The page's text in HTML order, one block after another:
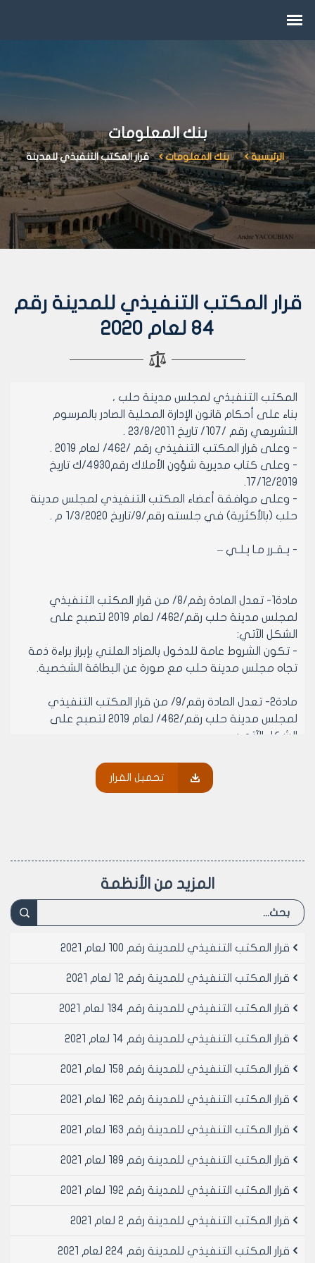
بنك المعلومات
الرئيسية بنك المعلومات قرار المكتب التنفيذي للمدينة
قرار المكتب التنفيذي للمدينة رقم
84 لعام 2020
المكتب التنفيذي لمجلس مدينة حلب ،
بناء على أحكام قانون الإدارة المحلية الصادر بالمرسوم
التشريعي رقم /107/ تاريخ 23/8/2011 .
- وعلى قرار المكتب التنفيذي رقم /462/ لعام 2019 .
- وعلى كتاب مديرية شؤون الأملاك رقم4930/ك تاريخ
17/12/2019.
- وعلى موافقة أعضاء المكتب التنفيذي لمجلس مدينة
حلب (بالأكثرية) في جلسته رقم/9/تاريخ 1/3/2020 م .
- يـقـرر مـا يـلـي –
مادة1- تعدل المادة رقم/8/ من قرار المكتب التنفيذي
لمجلس مدينة حلب رقم/462/ لعام 2019 لتصبح على
الشكل الآتي:
- تكون الشروط عامة للدخول بالمزاد العلني بإبراز براءة ذمة
تجاه مجلس مدينة حلب مع صورة عن البطاقة الشخصية.
مادة2- تعدل المادة رقم/9/ من قرار المكتب التنفيذي
لمجلس مدينة حلب رقم/462/ لعام 2019 لتصبح على
الشكل الآتي:
الأولى والثانية في سوق الهال العامرية عن طريق المزاد
العلني لتحديد أفضلية الانتقاء لكل مقسم على حده .
ويبلغ من يلزم لتنفيذه أصولاً.
حلب
الدكتور المهندس معد المدلجي
تحميل القرار
المزيد من الأنظمة
قرار المكتب التنفيذي للمدينة رقم 100 لعام 2021
قرار المكتب التنفيذي للمدينة رقم 12 لعام 2021
قرار المكتب التنفيذي للمدينة رقم 134 لعام 2021
قرار المكتب التنفيذي للمدينة رقم 14 لعام 2021
قرار المكتب التنفيذي للمدينة رقم 158 لعام 2021
قرار المكتب التنفيذي للمدينة رقم 162 لعام 2021
قرار المكتب التنفيذي للمدينة رقم 163 لعام 2021
قرار المكتب التنفيذي للمدينة رقم 189 لعام 2021
قرار المكتب التنفيذي للمدينة رقم 192 لعام 2021
قرار المكتب التنفيذي للمدينة رقم 2 لعام 2021
قرار المكتب التنفيذي للمدينة رقم 224 لعام 2021